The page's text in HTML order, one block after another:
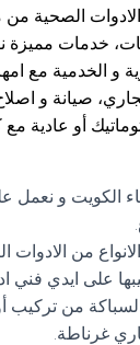
الادوات الصحية
خدمات مميزة
و الخدمية مع
صيانة و
أو عادية مع
الكويت و نعمل
من الادوات
على ايدي فني
من تركيب أو
غرناطة.